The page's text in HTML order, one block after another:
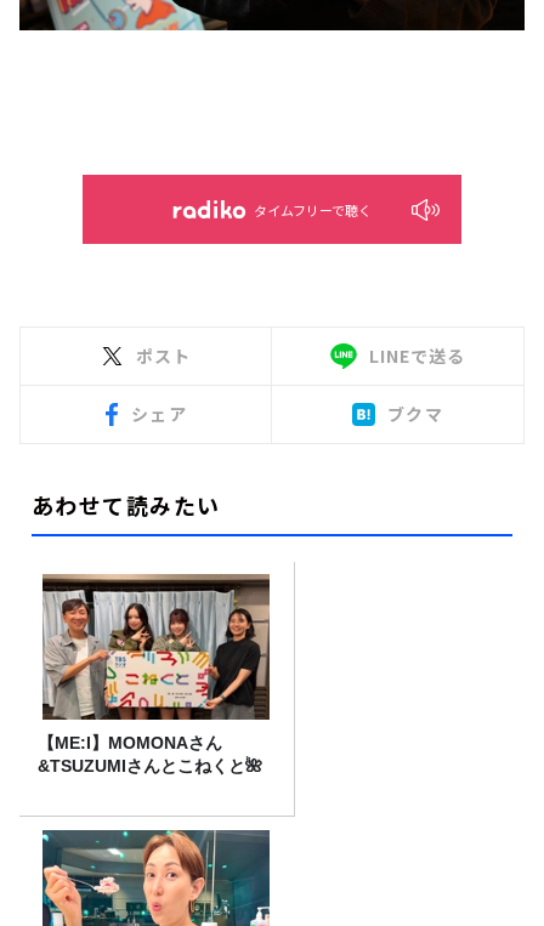
タイムフリーで聴く
ポスト LINEで送る
シェア ブクマ
あわせて読みたい
【ME:I】MOMONAさん
&TSUZUMIさんとこねくと🌺